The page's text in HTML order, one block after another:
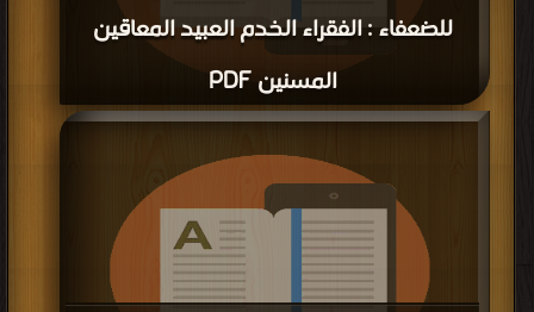
للضعفاء : الفقراء الخدم العبيد المعاقين
المسنين PDF
قراءة و تحميل كتاب كتاب رعاية الرسول صلى الله عليه وسلم للضعفاء : الفقراء الخدم